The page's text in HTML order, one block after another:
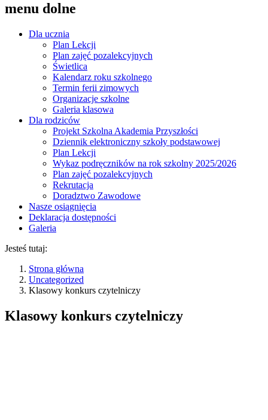
menu dolne
Dla ucznia
Plan Lekcji
Plan zajęć pozalekcyjnych
Świetlica
Kalendarz roku szkolnego
Termin ferii zimowych
Organizacje szkolne
Galeria klasowa
Dla rodziców
Projekt Szkolna Akademia Przyszłości
Dziennik elektroniczny szkoły podstawowej
Plan Lekcji
Wykaz podręczników na rok szkolny 2025/2026
Plan zajęć pozalekcyjnych
Rekrutacja
Doradztwo Zawodowe
Nasze osiągnięcia
Deklaracja dostępności
Galeria
Jesteś tutaj:
Strona główna
Uncategorized
Klasowy konkurs czytelniczy
Klasowy konkurs czytelniczy